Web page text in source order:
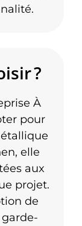
?
À
pour
elle
aux
projet.
de
garde-